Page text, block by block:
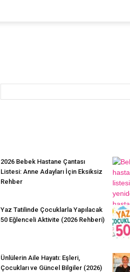
2026 Bebek Hastane Çantası
Listesi: Anne Adayları İçin Eksiksiz
Rehber
Yaz Tatilinde Çocuklarla Yapılacak
50 Eğlenceli Aktivite (2026 Rehberi)
Ünlülerin Aile Hayatı: Eşleri,
Çocukları ve Güncel Bilgiler (2026)